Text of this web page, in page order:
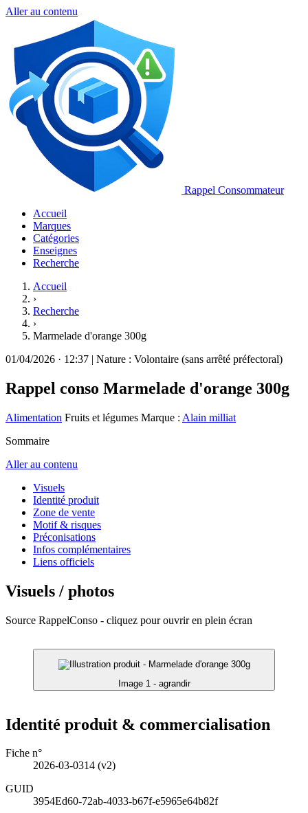
Aller au contenu
Rappel Consommateur
Accueil
Marques
Catégories
Enseignes
Recherche
Accueil
›
Recherche
›
Marmelade d'orange 300g
01/04/2026 · 12:37 | Nature : Volontaire (sans arrêté préfectoral)
Rappel conso Marmelade d'orange 300g
Alimentation Fruits et légumes Marque : Alain milliat
Sommaire
Aller au contenu
Visuels
Identité produit
Zone de vente
Motif & risques
Préconisations
Infos complémentaires
Liens officiels
Visuels / photos
Source RappelConso - cliquez pour ouvrir en plein écran
Image 1 - agrandir
Identité produit & commercialisation
Fiche n°
2026-03-0314 (v2)
GUID
3954Ed60-72ab-4033-b67f-e5965e64b82f